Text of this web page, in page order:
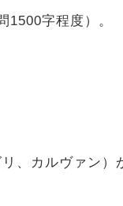
字程度）。
、カルヴァン）